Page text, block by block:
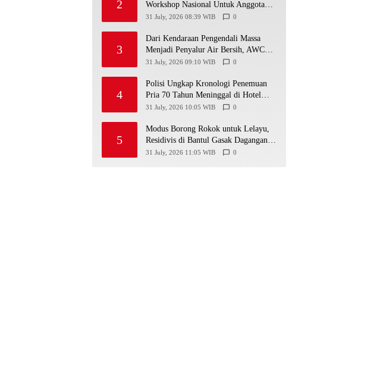
2
Workshop Nasional Untuk Anggota
DPRD Kabupaten/Kota di Yogyakarta
31 July, 2026 08:39 WIB 0
3
Dari Kendaraan Pengendali Massa
Menjadi Penyalur Air Bersih, AWC
Polres Gunungkidul Bantu Warga
31 July, 2026 09:10 WIB 0
4
Polisi Ungkap Kronologi Penemuan
Pria 70 Tahun Meninggal di Hotel
Parangtritis
31 July, 2026 10:05 WIB 0
5
Modus Borong Rokok untuk Lelayu,
Residivis di Bantul Gasak Dagangan
Warung Senilai Rp 3 Juta
31 July, 2026 11:05 WIB 0